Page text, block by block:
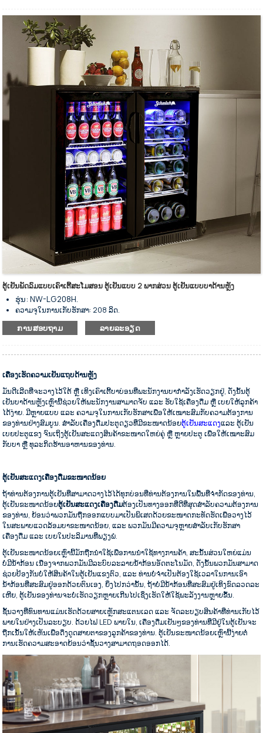
ພື້ນຜິວມີສີເງິນສຳເລັດຮູບຄຸນນະພາບສູງ.
ມີຫຼາຍຂະໜາດໃຫ້ເລືອກ.
ພາຍນອກເຮັດດ້ວຍເຫຼັກສະແຕນເລດ ແລະ ພາຍໃນເຮັດດ້ວຍອາລູມີນຽມ.
ຕົວຄວບຄຸມອຸນຫະພູມດິຈິຕອນ ແລະ ໜ້າຈໍສະແດງຜົນ.
ຊັ້ນວາງພາຍໃນມີນ້ຳໜັກຫຼາຍ ແລະ ສາມາດປັບໄດ້.
ການໃຊ້ພະລັງງານຕໍ່າ ແລະ ສຽງລົບກວນຕໍ່າ.
ປະຕິບັດໄດ້ດີໃນການສນວນກັນຄວາມຮ້ອນ.
ປະຕູສະວິງແກ້ວທີ່ມີຄວາມທົນທານ.
ມີກະແຈລັອກປະຕູ ແລະ ແຜງປະຕູເປັນປະເພດປິດອັດຕະໂນມັດ.
ດ້ວຍແຜ່ນກະດານຂະຫຍາຍອອກເປັນເຄື່ອງລະເຫີຍ.
ລໍ້ລຸ່ມສຳລັບການວາງທີ່ຍືດຫຍຸ່ນ.
ຕູ້ເຢັນພັດລົມແບບເຄົາເຕີ້ສະໂມສອນ ຕູ້ເຢັນແບບ 2 ພາກສ່ວນ ຕູ້ເຢັນແບບບາດ້ານຫຼັງ
ຮຸ່ນ: NW-LG208H.
ຄວາມຈຸໃນການເກັບຮັກສາ: 208 ລິດ.
ຕູ້ເຢັນແບບແຖບດ້ານຫຼັງພ້ອມລະບົບເຮັດຄວາມເຢັນດ້ວຍພັດລົມ.
ສຳລັບເກັບຮັກສາເຄື່ອງດື່ມເຢັນ ແລະ ໝີ ໃຫ້ເກັບຮັກສາໄວ້ ແລະ ວາງສະແດງ.
ນຽມ.
ເຄື່ອງຄວບຄຸມອຸນຫະພູມດິຈິຕອນ.
ຊັ້ນວາງທີ່ທົນທານສາມາດປັບໄດ້.
ການໃຊ້ພະລັງງານຕໍ່າ ແລະ ສຽງລົບກວນຕໍ່າ.
ສົມບູນແບບໃນການກັນຄວາມຮ້ອນ.
ປະຕູສະວິງແກ້ວທີ່ມີຄວາມທົນທານ.
ປະຕູປິດອັດຕະໂນມັດປະເພດໜຶ່ງ.
ລັອກປະຕູແມ່ນທາງເລືອກຕາມການຮ້ອງຂໍ.
ດ້ວຍແຜ່ນກະດານຂະຫຍາຍອອກເປັນເຄື່ອງລະເຫີຍ.
ລໍ້ລຸ່ມສຳລັບການວາງທີ່ຍືດຫຍຸ່ນ.
ການສອບຖາມ ລາຍລະອຽດ
ເຄື່ອງເຮັດຄວາມເຢັນແຖບດ້ານຫຼັງ
ມັນດີເລີດທີ່ຈະວາງໄວ້ໃຕ້ ຫຼື ເທິງເຄົາເຕີ້ບາບ່ອນທີ່ພະນັກງານບາກຳລັງເຮັດວຽກຢູ່, ດັ່ງນັ້ນຕູ້
ເຢັນບາດ້ານຫຼັງເຫຼົ່ານີ້ຊ່ວຍໃຫ້ພະນັກງານສາມາດຈັບ ແລະ ຮັບໃຊ້ເຄື່ອງດື່ມ ຫຼື ເບຍໃຫ້ລູກຄ້າ
ໄດ້ງ່າຍ. ມີຫຼາຍແບບ ແລະ ຄວາມຈຸໃນການເກັບຮັກສາເພື່ອໃຫ້ເໝາະສົມກັບຄວາມຕ້ອງການ
ຂອງທ່ານຢ່າງສົມບູນ. ສຳລັບເຄື່ອງດື່ມປະຕູດຽວທີ່ມີຂະໜາດນ້ອຍຕູ້ເຢັນສະແດງແລະ ຕູ້ເຢັນ
ເບຍປະຕູແຂງ ຈົນເຖິງຕູ້ເຢັນສະແດງສິນຄ້າຂະໜາດໃຫຍ່ຄູ່ ຫຼື ຫຼາຍປະຕູ ເພື່ອໃຫ້ເໝາະສົມ
ກັບບາ ຫຼື ທຸລະກິດຮ້ານອາຫານຂອງທ່ານ.
ຕູ້ເຢັນສະແດງເຄື່ອງດື່ມຂະໜາດນ້ອຍ
ຖ້າທ່ານຕ້ອງການຕູ້ເຢັນທີ່ສາມາດວາງໄວ້ໄດ້ທຸກບ່ອນທີ່ທ່ານຕ້ອງການໃນພື້ນທີ່ຈຳກັດຂອງທ່ານ,
ຕູ້ເຢັນຂະໜາດນ້ອຍຕູ້ເຢັນສະແດງເຄື່ອງດື່ມຕ້ອງເປັນທາງອອກທີ່ດີທີ່ສຸດສຳລັບຄວາມຕ້ອງການ
ຂອງທ່ານ, ຍ້ອນວ່າພວກມັນຖືກອອກແບບມາເປັນພິເສດດ້ວຍຂະໜາດກະທັດຮັດເພື່ອວາງໄວ້
ໃນສະພາບແວດລ້ອມບາຂະໜາດນ້ອຍ, ແລະ ພວກມັນມີຄວາມຈຸຫຼາຍສຳລັບເກັບຮັກສາ
ເຄື່ອງດື່ມ ແລະ ເບຍໃນປະລິມານທີ່ພຽງພໍ.
ຕູ້ເຢັນຂະໜາດນ້ອຍເຫຼົ່ານີ້ມັກຖືກນຳໃຊ້ເພື່ອການນຳໃຊ້ທາງການຄ້າ, ສະນັ້ນສ່ວນໃຫຍ່ແມ່ນ
ບໍ່ມີນໍ້າກ້ອນ ເນື່ອງຈາກພວກມັນມີລະບົບລະລາຍນໍ້າກ້ອນອັດຕະໂນມັດ, ດັ່ງນັ້ນພວກມັນສາມາດ
ຊ່ວຍປ້ອງກັນບໍ່ໃຫ້ສິນຄ້າໃນຕູ້ເຢັນແຂງຕົວ, ແລະ ທ່ານບໍ່ຈຳເປັນຕ້ອງໃຊ້ເວລາໃນການເອົາ
ນໍ້າກ້ອນທີ່ສະສົມຢູ່ອອກດ້ວຍຕົນເອງ, ຍິ່ງໄປກວ່ານັ້ນ, ຖ້າບໍ່ມີນໍ້າກ້ອນທີ່ສະສົມຢູ່ເທິງຂົດລວດລະ
ເຫີຍ, ຕູ້ເຢັນຂອງທ່ານຈະບໍ່ເຮັດວຽກຫຼາຍເກີນໄປເຊິ່ງເຮັດໃຫ້ໃຊ້ພະລັງງານຫຼາຍຂຶ້ນ.
ຊັ້ນວາງທີ່ທົນທານແມ່ນເຮັດດ້ວຍສາຍເຫຼັກສະແຕນເລດ ແລະ ຈັດລະບຽບສິນຄ້າທີ່ທ່ານເກັບໄວ້
ພາຍໃນຢ່າງເປັນລະບຽບ. ດ້ວຍໄຟ LED ພາຍໃນ, ເຄື່ອງດື່ມເຢັນໆຂອງທ່ານທີ່ມີຢູ່ໃນຕູ້ເຢັນຈະ
ຖືກເນັ້ນໃຫ້ເຫັນເພື່ອດຶງດູດສາຍຕາຂອງລູກຄ້າຂອງທ່ານ. ຕູ້ເຢັນຂະໜາດນ້ອຍເຫຼົ່ານີ້ງ່າຍຕໍ່
ການເຮັດຄວາມສະອາດຍ້ອນວ່າຊັ້ນວາງສາມາດຖອດອອກໄດ້.